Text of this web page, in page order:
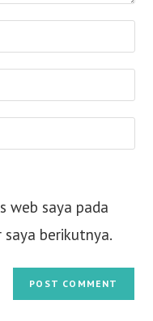
web saya pada
berikutnya.